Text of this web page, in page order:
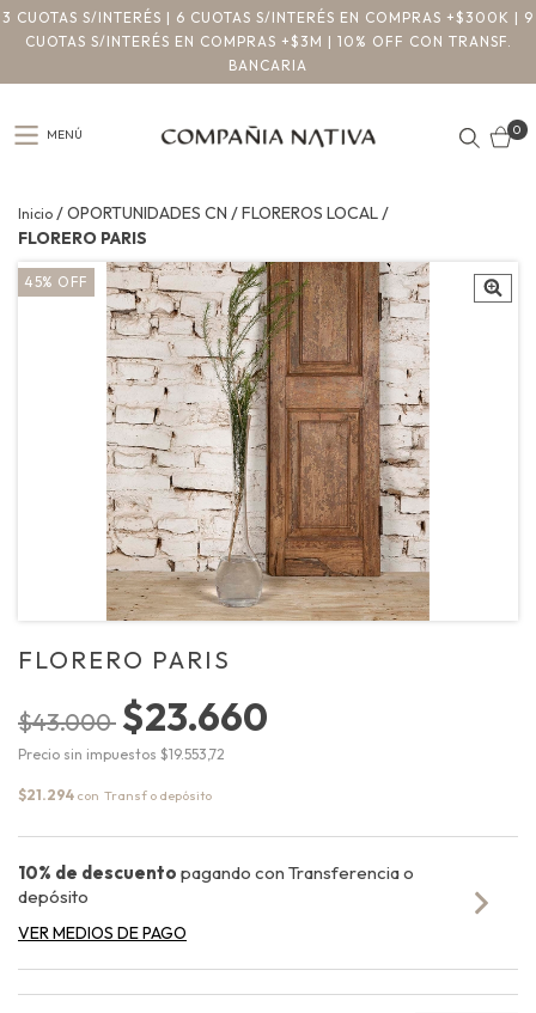
3 CUOTAS S/INTERÉS | 6 CUOTAS S/INTERÉS EN COMPRAS +$300K | 9
CUOTAS S/INTERÉS EN COMPRAS +$3M | 10% OFF CON TRANSF.
BANCARIA
MENÚ 0
Inicio /OPORTUNIDADES CN /FLOREROS LOCAL/
FLORERO PARIS
45% OFF
FLORERO PARIS
$43.000 $23.660
Precio sin impuestos $19.553,72
$21.294 con
10% de descuento pagando con Transferencia o
depósito
VER MEDIOS DE PAGO